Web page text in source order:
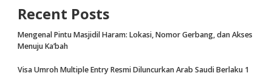
Recent Posts
Mengenal Pintu Masjidil Haram: Lokasi, Nomor Gerbang, dan Akses
Menuju Ka’bah
Visa Umroh Multiple Entry Resmi Diluncurkan Arab Saudi Berlaku 1